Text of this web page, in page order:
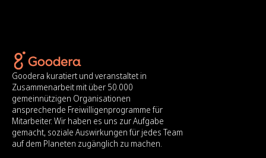
Goodera kuratiert und veranstaltet in
Zusammenarbeit mit über 50.000
gemeinnützigen Organisationen
ansprechende Freiwilligenprogramme für
Mitarbeiter. Wir haben es uns zur Aufgabe
gemacht, soziale Auswirkungen für jedes Team
auf dem Planeten zugänglich zu machen.